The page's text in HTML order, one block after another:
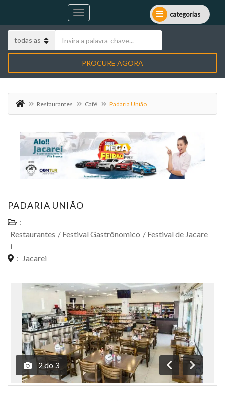
categorias
PROCURE AGORA
Restaurantes Café Padaria União
PADARIA UNIÃO
:
Restaurantes / Festival Gastrônomico / Festival de Jacare
í
: Jacarei
2do 3
AnteriorPróximo